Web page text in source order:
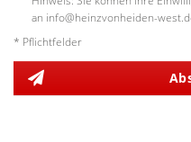
an info@heinzvonheiden-
* Pflichtfelder